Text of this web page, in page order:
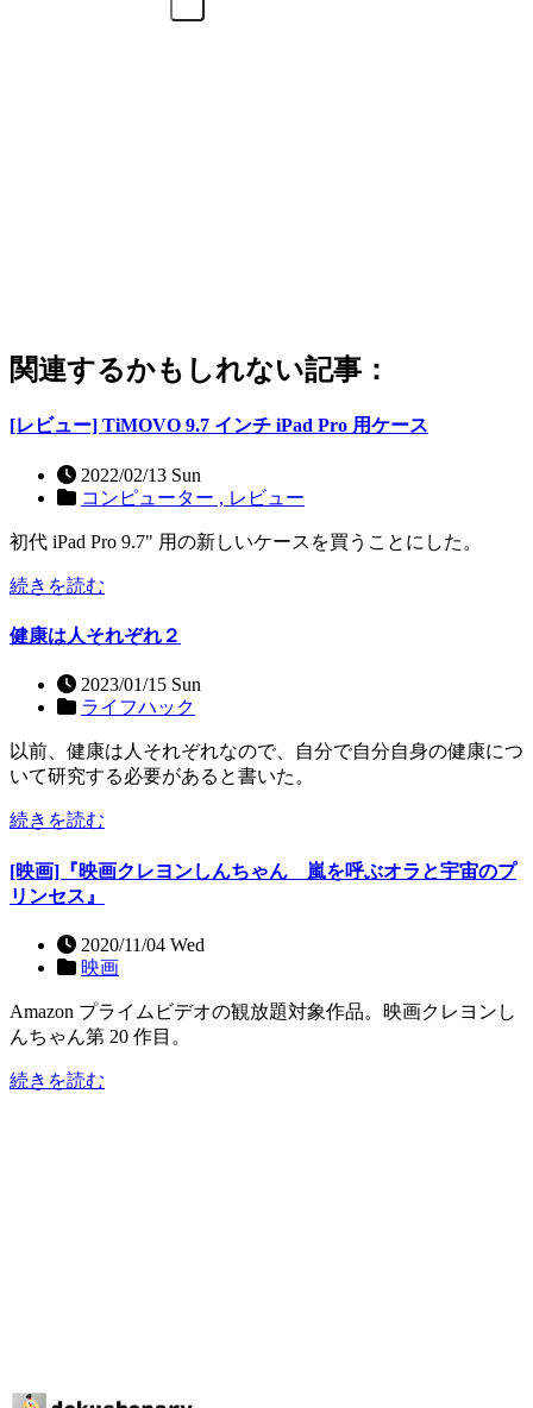
関連するかもしれない記事：
[レビュー] TiMOVO 9.7 インチ iPad Pro 用ケース
2022/02/13 Sun
コンピューター , レビュー
初代 iPad Pro 9.7" 用の新しいケースを買うことにした。
続きを読む
健康は人それぞれ２
2023/01/15 Sun
ライフハック
以前、健康は人それぞれなので、自分で自分自身の健康につ
いて研究する必要があると書いた。
続きを読む
[映画]『映画クレヨンしんちゃん 嵐を呼ぶオラと宇宙のプ
リンセス』
2020/11/04 Wed
映画
Amazon プライムビデオの観放題対象作品。映画クレヨンし
んちゃん第 20 作目。
続きを読む